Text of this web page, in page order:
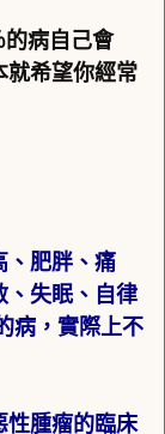
的病自己會
就希望你經常
、肥胖、痛
、失眠、自律
病，實際上不
性腫瘤的臨床